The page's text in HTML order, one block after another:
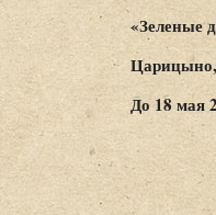
«Зеленые
До 18 мая